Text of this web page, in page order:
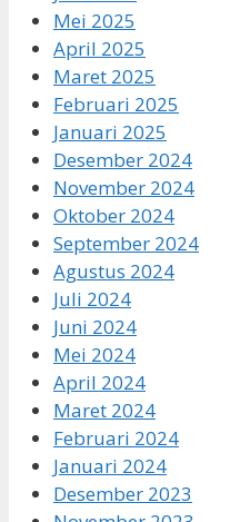
Mei 2025
April 2025
Maret 2025
Februari 2025
Januari 2025
Desember 2024
November 2024
Oktober 2024
September 2024
Agustus 2024
Juli 2024
Juni 2024
Mei 2024
April 2024
Maret 2024
Februari 2024
Januari 2024
Desember 2023